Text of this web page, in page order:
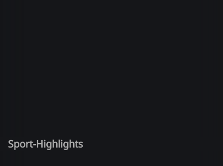
Sport-Highlights